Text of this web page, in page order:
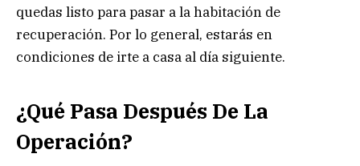
quedas listo para pasar a la habitación de
recuperación. Por lo general, estarás en
condiciones de irte a casa al día siguiente.
¿Qué Pasa Después De La
Operación?